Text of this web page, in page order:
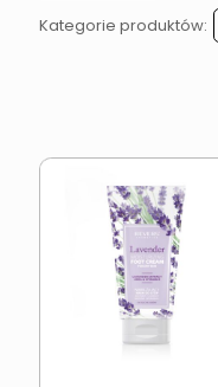
Kategorie produktów: